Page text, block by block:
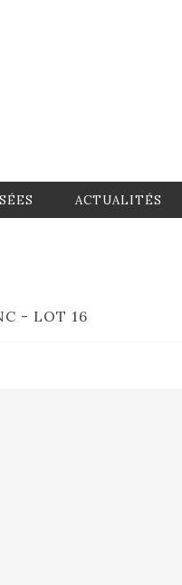
ACTUALITÉS
- LOT 16